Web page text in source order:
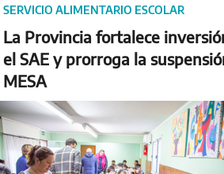
SERVICIO ALIMENTARIO ESCOLAR
La Provincia fortalece
el SAE y prorroga la
MESA